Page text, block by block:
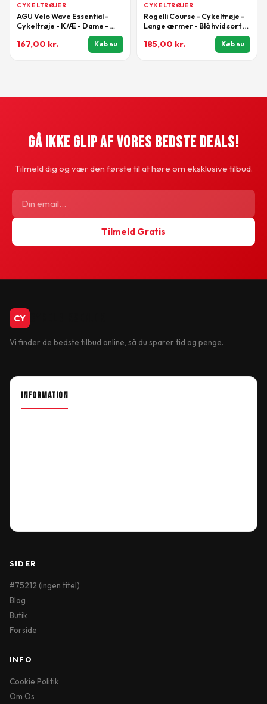
CYKELTRØJER
AGU Velo Wave Essential -
Cykeltrøje - K/Æ - Dame -
167,00 kr. Køb nu
CYKELTRØJER
Rogelli Course - Cykeltrøje -
Lange ærmer - Blå hvid sort -
185,00 kr. Køb nu
Gå Ikke Glip Af Vores Bedste Deals!
Tilmeld dig og vær den første til at høre om eksklusive tilbud.
Tilmeld Gratis
CY
Vi finder de bedste tilbud online, så du sparer tid og penge.
INFORMATION
SIDER
#75212 (ingen titel)
Blog
Butik
Forside
INFO
Cookie Politik
Om Os